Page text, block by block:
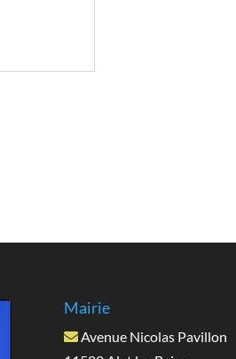
Mairie
Avenue Nicolas Pavillon